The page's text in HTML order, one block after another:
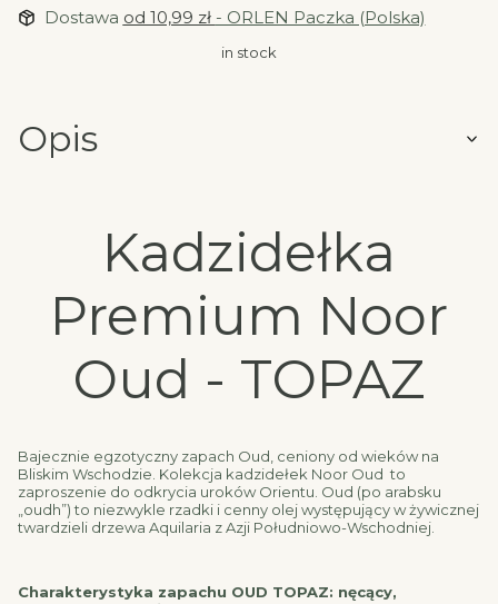
Dostawa od 10,99 zł - ORLEN Paczka (Polska)
in stock
Opis
Kadzidełka
Premium Noor
Oud - TOPAZ
Bajecznie egzotyczny zapach Oud, ceniony od wieków na
Bliskim Wschodzie. Kolekcja kadzidełek Noor Oud to
zaproszenie do odkrycia uroków Orientu. Oud (po arabsku
„oudh”) to niezwykle rzadki i cenny olej występujący w żywicznej
twardzieli drzewa Aquilaria z Azji Południowo-Wschodniej.
Charakterystyka zapachu OUD TOPAZ: nęcący,